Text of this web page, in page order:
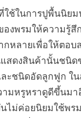
ช้ในการปูพื้นนิยม
องพรมให้ความรู้
กหลายเพื่อให้ตอ
สดงสินค้านั้นชนิ
ะชนิดอัดลูกฟูก ใ
มหรูหราดูดีขึ้นมา
ไม่ค่อยนิยมใช้พร